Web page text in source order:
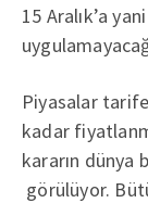
15 Aralık’a
Piyasalar
kadar
kararın dünya
görülüyor.